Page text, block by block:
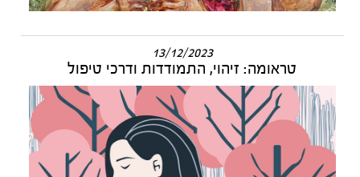
13/12/2023
טראומה: זיהוי, התמודדות ודרכי טיפול